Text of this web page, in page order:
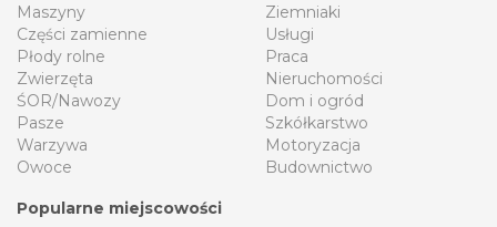
Maszyny
Części zamienne
Płody rolne
Zwierzęta
ŚOR/Nawozy
Pasze
Warzywa
Owoce
Ziemniaki
Usługi
Praca
Nieruchomości
Dom i ogród
Szkółkarstwo
Motoryzacja
Budownictwo
Popularne miejscowości